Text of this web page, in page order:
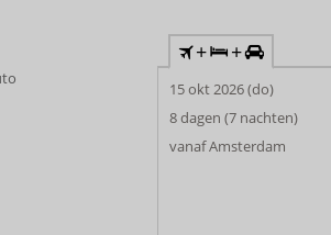
+ +
15 okt 2026 (do)
8 dagen (7 nachten)
vanaf Amsterdam